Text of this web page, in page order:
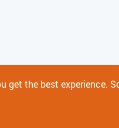
Политика
get the best experience.